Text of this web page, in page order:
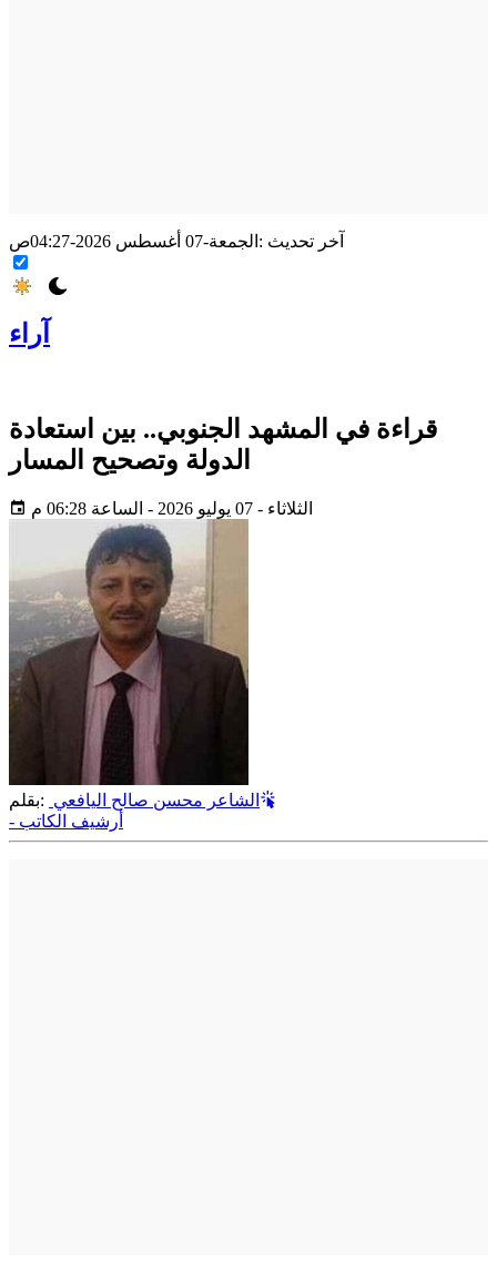
آخر تحديث : الجمعة-07 أغسطس 2026-04:27ص
آراء
قراءة في المشهد الجنوبي.. بين استعادة
الدولة وتصحيح المسار
الثلاثاء - 07 يوليو 2026 - الساعة 06:28 م
بقلم: الشاعر محسن صالح اليافعي
- أرشيف الكاتب